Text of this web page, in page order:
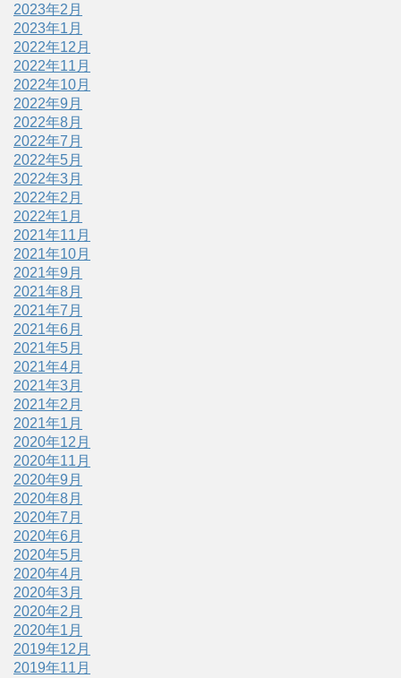
2023年2月
2023年1月
2022年12月
2022年11月
2022年10月
2022年9月
2022年8月
2022年7月
2022年5月
2022年3月
2022年2月
2022年1月
2021年11月
2021年10月
2021年9月
2021年8月
2021年7月
2021年6月
2021年5月
2021年4月
2021年3月
2021年2月
2021年1月
2020年12月
2020年11月
2020年9月
2020年8月
2020年7月
2020年6月
2020年5月
2020年4月
2020年3月
2020年2月
2020年1月
2019年12月
2019年11月